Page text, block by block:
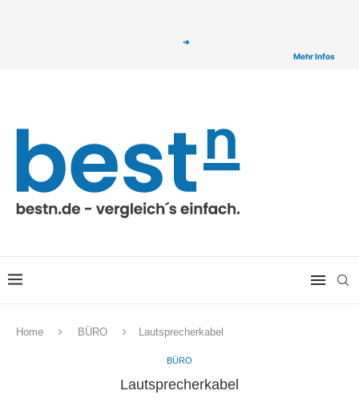
➔
Mehr Infos
Home BÜRO Lautsprecherkabel
BÜRO
Lautsprecherkabel